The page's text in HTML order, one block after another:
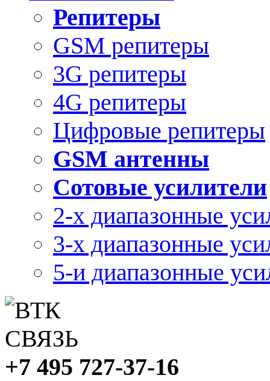
Репитеры
GSM репитеры
3G репитеры
4G репитеры
Цифровые репитеры
GSM антенны
Сотовые усилители
2-х диапазонные
3-х диапазонные
5-и диапазонные
+7 495 727-37-16